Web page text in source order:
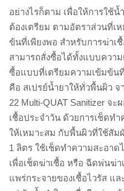
อย่างไรก็ตาม เพื่อให้การใช้
ต้องเตรียม ตามอัตราส่วนที่เ
ข้นที่เพียงพอ สำหรับการฆ่าเ
สามารถสั่งซื้อได้ทั้งแบบควา
ซื้อแบบที่เตรียมความเข้มข้นที่
คือ สเปรย์น้ำยาให้ทั่วพื้นผิว
22 Multi-QUAT Sanitizer จ
เชื้อประจำวัน ด้วยการเช็ดท
ให้เหมาะสม กับพื้นผิวที่ใช้สัม
1 ลิตร ใช้เช็ดทำความสะอา
เพื่อเช็ดฆ่าเชื้อ หรือ ฉีดพ่นฆ่
แพร่กระจายของเชื้อไวรัส แ